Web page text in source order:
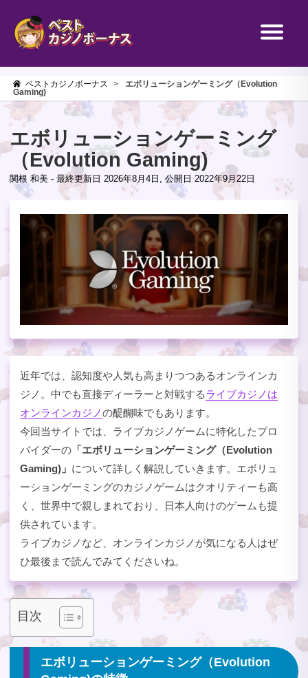
ベストカジノボーナス >
エボリューションゲーミング（Evolution
Gaming)
エボリューションゲーミング
（Evolution Gaming)
関根 和美- 最終更新日2026年8月4日 , 公開日2022年9月22日
近年では、認知度や人気も高まりつつあるオンラインカ
ジノ。中でも直接ディーラーと対戦するライブカジノは
オンラインカジノの醍醐味でもあります。
今回当サイトでは、ライブカジノゲームに特化したプロ
バイダーの 「エボリューションゲーミング（Evolution
Gaming)」 について詳しく解説していきます。エボリュ
ーションゲーミングのカジノゲームはクオリティーも高
く、世界中で親しまれており、日本人向けのゲームも提
供されています。
ライブカジノなど、オンラインカジノが気になる人はぜ
ひ最後まで読んでみてくださいね。
目次
エボリューションゲーミング（Evolution